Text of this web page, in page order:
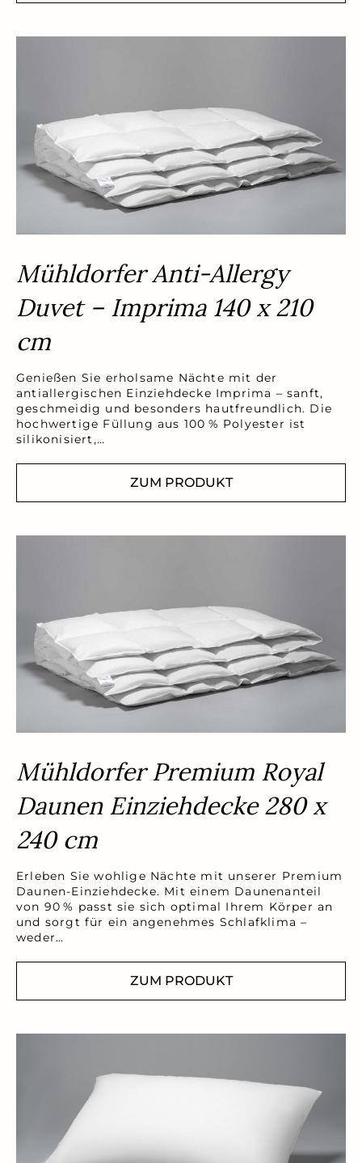
Mühldorfer Anti-Allergy
Duvet – Imprima 140 x 210
cm
Genießen Sie erholsame Nächte mit der
antiallergischen Einziehdecke Imprima – sanft,
geschmeidig und besonders hautfreundlich. Die
hochwertige Füllung aus 100 % Polyester ist
silikonisiert,…
ZUM PRODUKT
Mühldorfer Premium Royal
Daunen Einziehdecke 280 x
240 cm
Erleben Sie wohlige Nächte mit unserer Premium
Daunen-Einziehdecke. Mit einem Daunenanteil
von 90 % passt sie sich optimal Ihrem Körper an
und sorgt für ein angenehmes Schlafklima –
weder…
ZUM PRODUKT